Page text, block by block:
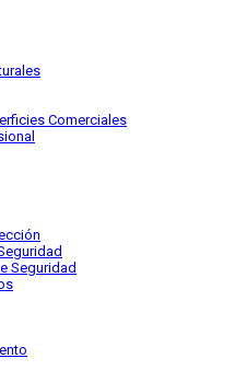
Comerciales
Seguridad